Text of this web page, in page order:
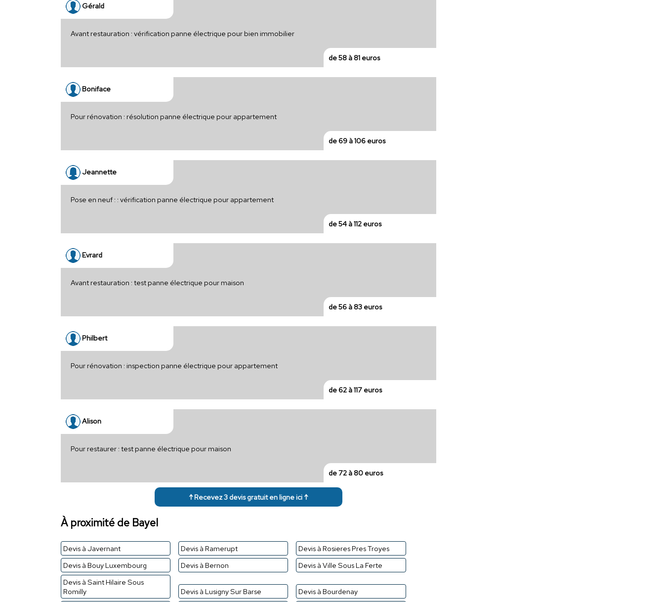
Gérald
Avant restauration : vérification panne électrique pour bien immobilier
de 58 à 81 euros
Boniface
Pour rénovation : résolution panne électrique pour appartement
de 69 à 106 euros
Jeannette
Pose en neuf : : vérification panne électrique pour appartement
de 54 à 112 euros
Evrard
Avant restauration : test panne électrique pour maison
de 56 à 83 euros
Philbert
Pour rénovation : inspection panne électrique pour appartement
de 62 à 117 euros
Alison
Pour restaurer : test panne électrique pour maison
de 72 à 80 euros
↑ Recevez 3 devis gratuit en ligne ici ↑
À proximité de Bayel
Devis à Javernant Devis à Ramerupt
Devis à Rosieres Pres Troyes
Devis à Bouy Luxembourg
Devis à Bernon
Devis à Ville Sous La Ferte
Devis à Saint Hilaire Sous
Romilly
Devis à Lusigny Sur Barse Devis à Bourdenay